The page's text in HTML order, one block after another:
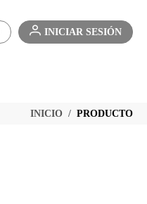
INICIAR SESIÓN
INICIO PRODUCTO